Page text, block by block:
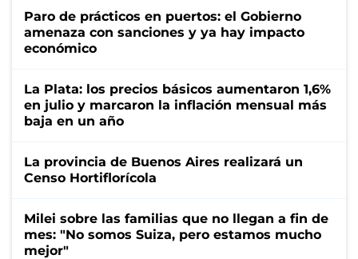
Paro de prácticos en puertos: el Gobierno
amenaza con sanciones y ya hay impacto
económico
La Plata: los precios básicos aumentaron 1,6%
en julio y marcaron la inflación mensual más
baja en un año
La provincia de Buenos Aires realizará un
Censo Hortiflorícola
Milei sobre las familias que no llegan a fin de
mes: "No somos Suiza, pero estamos mucho
mejor"